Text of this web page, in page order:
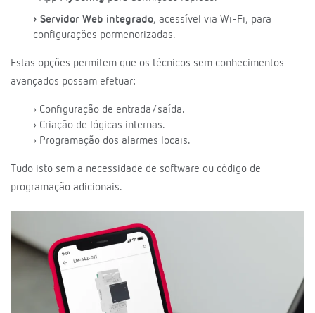
› Servidor Web integrado, acessível via Wi-Fi, para
configurações pormenorizadas.
Estas opções permitem que os técnicos sem conhecimentos
avançados possam efetuar:
› Configuração de entrada/saída.
› Criação de lógicas internas.
› Programação dos alarmes locais.
Tudo isto sem a necessidade de software ou código de
programação adicionais.